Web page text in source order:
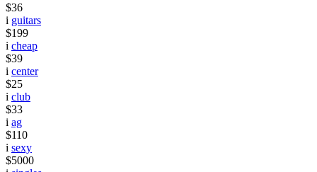
$36
i guitars
$199
i cheap
$39
i center
$25
i club
$33
i ag
$110
i sexy
$5000